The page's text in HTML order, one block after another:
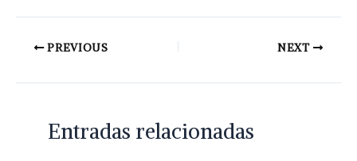
PREVIOUS NEXT
Entradas relacionadas